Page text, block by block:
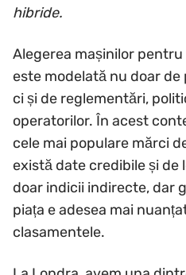
hibride.
Alegerea mașinilor
este modelată nu doar
ci și de reglementări,
operatorilor. În acest
cele mai populare mărci
există date credibile și de
doar indicii indirecte, dar
piața e adesea mai
clasamentele.